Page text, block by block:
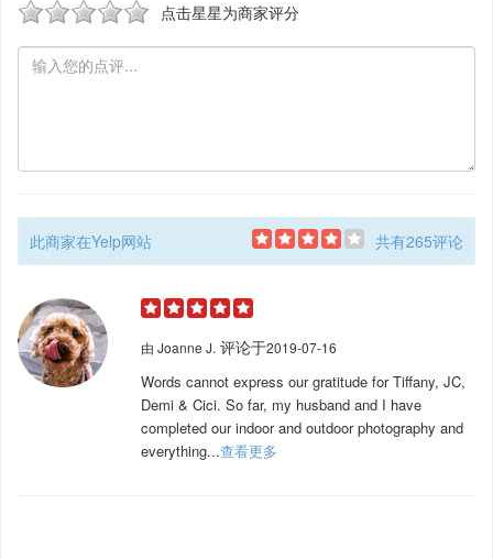
点击星星为商家评分
此商家在Yelp网站 共有265评论
由 Joanne J. 评论于2019-07-16
Words cannot express our gratitude for Tiffany, JC,
Demi & Cici. So far, my husband and I have
completed our indoor and outdoor photography and
everything...查看更多